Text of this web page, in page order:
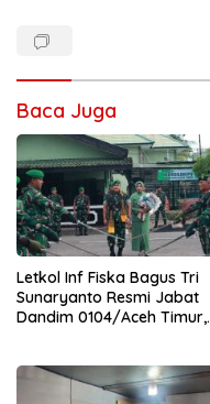
Baca Juga
Letkol Inf Fiska Bagus Tri
Sunaryanto Resmi Jabat
Dandim 0104/Aceh Timur,
0104/Atim